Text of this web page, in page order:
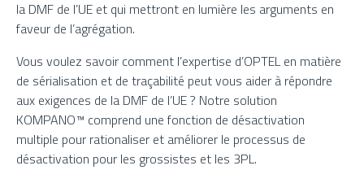
la DMF de l’UE et qui mettront en lumière les arguments en
faveur de l’agrégation.
Vous voulez savoir comment l’expertise d’OPTEL en matière
de sérialisation et de traçabilité peut vous aider à répondre
aux exigences de la DMF de l’UE ? Notre solution
KOMPANO™ comprend une fonction de désactivation
multiple pour rationaliser et améliorer le processus de
désactivation pour les grossistes et les 3PL.